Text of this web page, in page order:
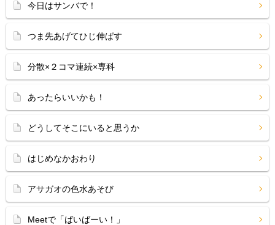
今日はサンバで！
つま先あげてひじ伸ばす
分散×２コマ連続×専科
あったらいいかも！
どうしてそこにいると思うか
はじめなかおわり
アサガオの色水あそび
Meetで「ばいばーい！」